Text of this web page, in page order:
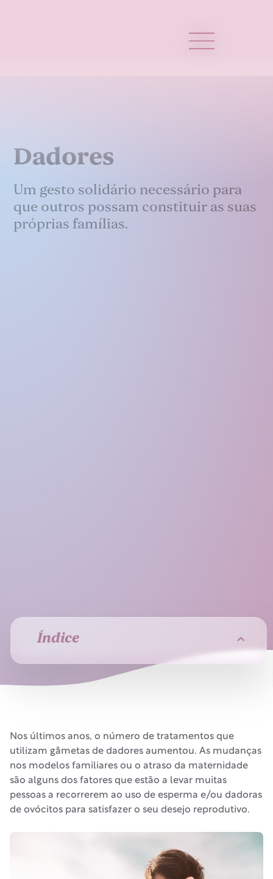
Dadores
Um gesto solidário necessário para
que outros possam constituir as suas
próprias famílias.
Índice
Nos últimos anos, o número de tratamentos que
utilizam gâmetas de dadores aumentou. As mudanças
nos modelos familiares ou o atraso da maternidade
são alguns dos fatores que estão a levar muitas
pessoas a recorrerem ao uso de esperma e/ou dadoras
de ovócitos para satisfazer o seu desejo reprodutivo.